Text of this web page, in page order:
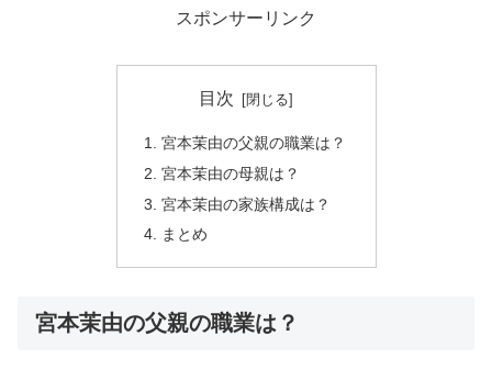
スポンサーリンク
目次
宮本茉由の父親の職業は？
宮本茉由の母親は？
宮本茉由の家族構成は？
まとめ
宮本茉由の父親の職業は？